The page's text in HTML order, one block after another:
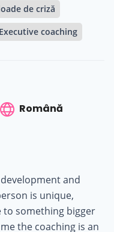
de criză
Executive coaching
Română
and
is unique,
something bigger